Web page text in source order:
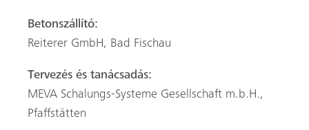
Betonszállító:
Reiterer GmbH, Bad Fischau
Tervezés és tanácsadás:
MEVA Schalungs-Systeme Gesellschaft m.b.H.,
Pfaffstätten